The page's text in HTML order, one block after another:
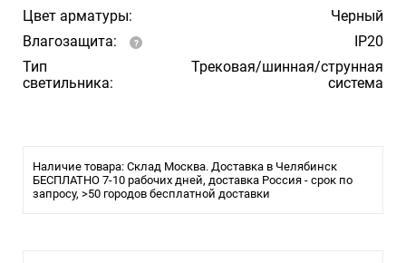
Цвет арматуры:
Черный
Влагозащита:
IP20
Тип
светильника:
Трековая/шинная/струнная
система
Наличие товара: Склад Москва. Доставка в Челябинск
БЕСПЛАТНО 7-10 рабочих дней, доставка Россия - срок по
запросу, >50 городов бесплатной доставки